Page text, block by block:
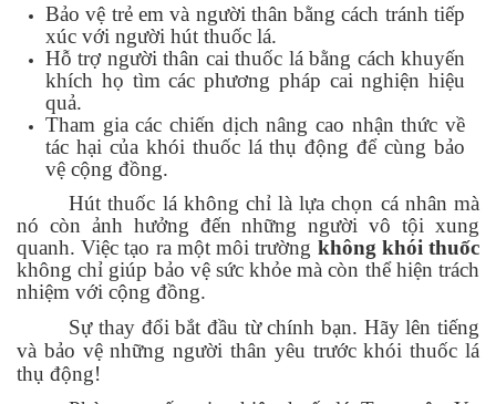
Bảo vệ trẻ em và người thân bằng cách tránh tiếp
xúc với người hút thuốc lá.
Hỗ trợ người thân cai thuốc lá bằng cách khuyến
khích họ tìm các phương pháp cai nghiện hiệu
quả.
Tham gia các chiến dịch nâng cao nhận thức về
tác hại của khói thuốc lá thụ động để cùng bảo
vệ cộng đồng.
Hút thuốc lá không chỉ là lựa chọn cá nhân mà
nó còn ảnh hưởng đến những người vô tội xung
quanh. Việc tạo ra một môi trường không khói thuốc
không chỉ giúp bảo vệ sức khỏe mà còn thể hiện trách
nhiệm với cộng đồng.
Sự thay đổi bắt đầu từ chính bạn. Hãy lên tiếng
và bảo vệ những người thân yêu trước khói thuốc lá
thụ động!